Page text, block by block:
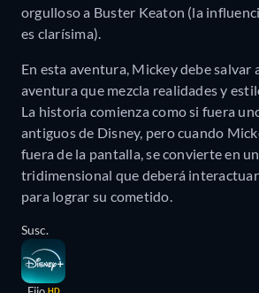
orgulloso a Buster Keaton (la
es clarísima).
En esta aventura, Mickey debe salvar
aventura que mezcla realidades y
La historia comienza como si fuera
antiguos de Disney, pero cuando
fuera de la pantalla, se convierte en
tridimensional que deberá
para lograr su cometido.
Susc.
HD